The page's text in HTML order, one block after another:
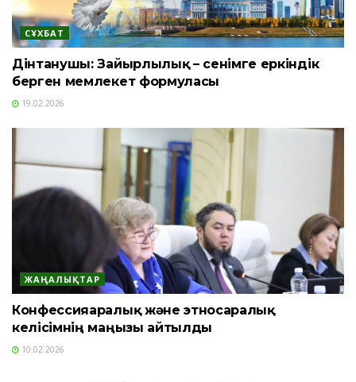
СҰХБАТ
Дінтанушы: Зайырлылық – сенімге еркіндік
берген мемлекет формуласы
19.02.2026
ЖАҢАЛЫҚТАР
Конфессияаралық және этносаралық
келісімнің маңызы айтылды
10.02.2026